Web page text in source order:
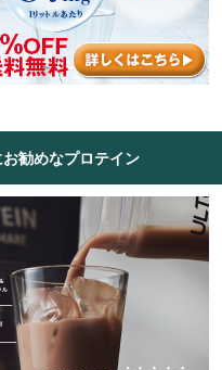
勧めなプロテイン